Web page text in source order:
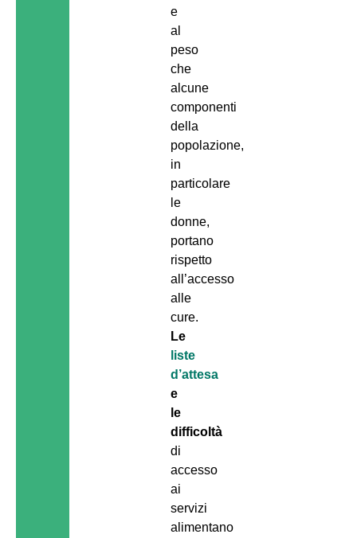
e
al
peso
che
alcune
componenti
della
popolazione,
in
particolare
le
donne,
portano
rispetto
all’accesso
alle
cure.
Le
liste
d’attesa
e
le
difficoltà
di
accesso
ai
servizi
alimentano